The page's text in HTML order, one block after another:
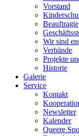
Vorstand
Beauftragte
Wir sind
Verbände
Projekte
Historie
Galerie
Service
Kontakt
Newsletter
Kalender
Queere